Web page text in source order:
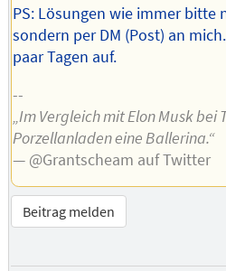
PS: Lösungen wie immer bitte
sondern per DM (Post) an
paar Tagen auf.
--
„Im Vergleich mit Elon Musk bei
Porzellanladen eine Ballerina.“
— @Grantscheam auf Twitter
Beitrag melden